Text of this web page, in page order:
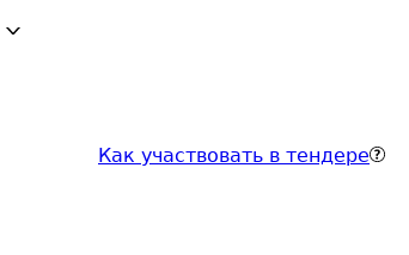
Как участвовать в тендере